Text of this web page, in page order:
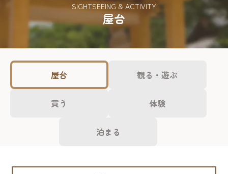
屋台
SIGHTSEEING & ACTIVITY
屋台 観る・遊ぶ
買う 体験
泊まる